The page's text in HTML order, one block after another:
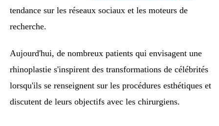
tendance sur les réseaux sociaux et les moteurs de
recherche.
Aujourd'hui, de nombreux patients qui envisagent une
rhinoplastie s'inspirent des transformations de célébrités
lorsqu'ils se renseignent sur les procédures esthétiques et
discutent de leurs objectifs avec les chirurgiens.